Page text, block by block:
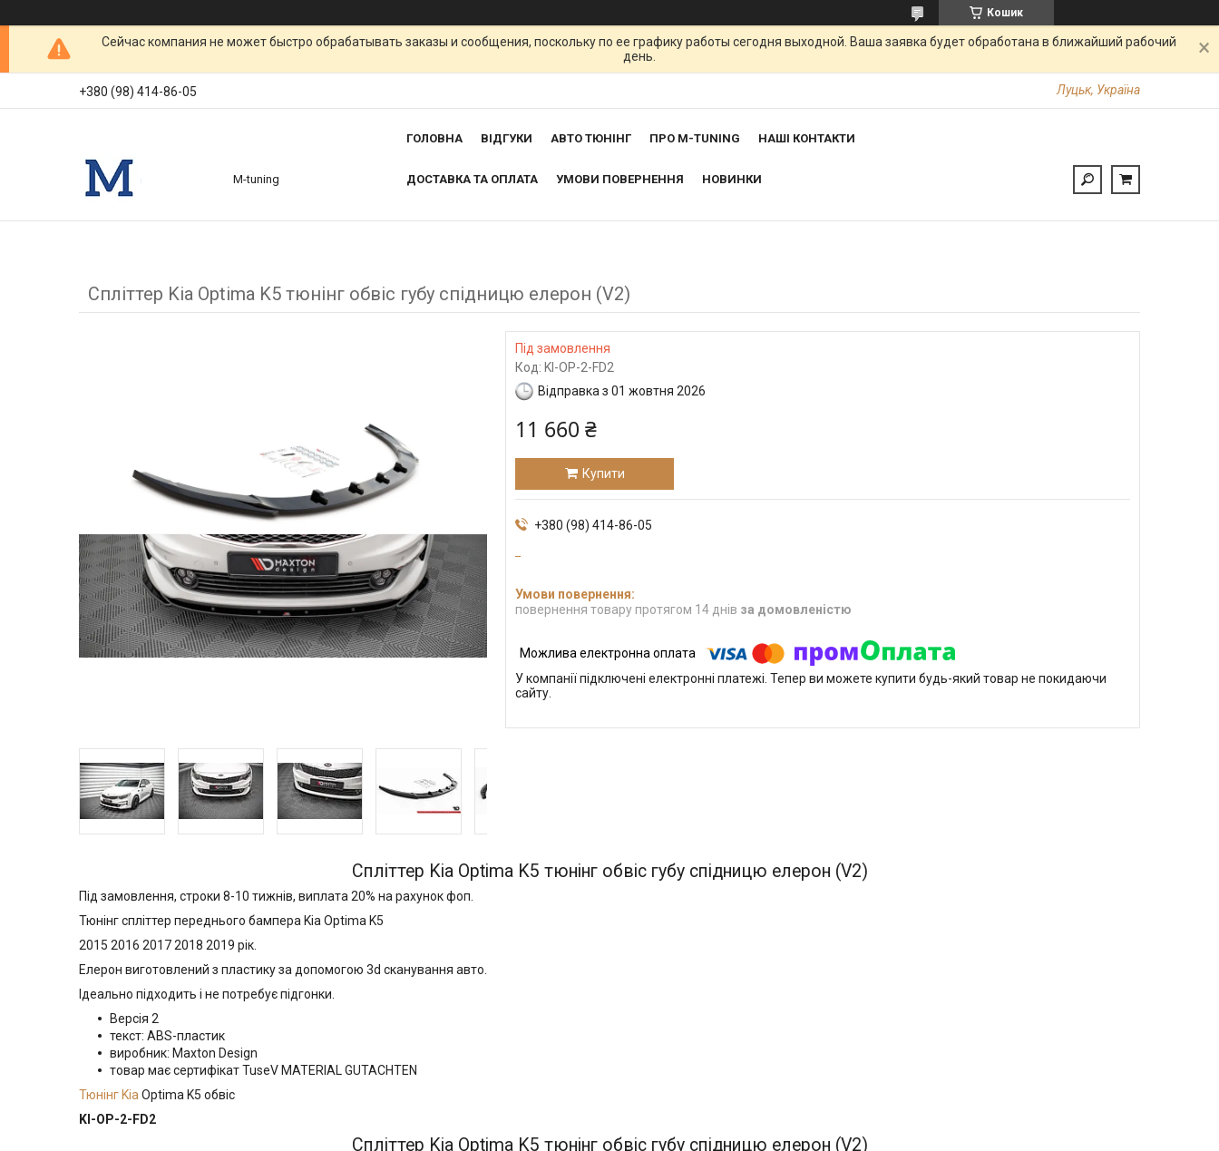
Кошик
Сейчас компания не может быстро обрабатывать заказы и сообщения, поскольку по ее графику работы сегодня выходной. Ваша заявка будет обработана в ближайший рабочий
день.
+380 (98) 414-86-05 Луцьк, Україна
M-tuning
ГОЛОВНА ВІДГУКИ АВТО ТЮНІНГ ПРО M-TUNING НАШІ КОНТАКТИ
ДОСТАВКА ТА ОПЛАТА УМОВИ ПОВЕРНЕННЯ НОВИНКИ
Спліттер Kia Optima K5 тюнінг обвіс губу спідницю елерон (V2)
Під замовлення
Код: KI-OP-2-FD2
Відправка з 01 жовтня 2026
11 660 ₴
Купити
+380 (98) 414-86-05
повернення товару протягом 14 днів за домовленістю
У компанії підключені електронні платежі. Тепер ви можете купити будь-який товар не покидаючи
сайту.
Спліттер Kia Optima K5 тюнінг обвіс губу спідницю елерон (V2)
Під замовлення, строки 8-10 тижнів, виплата 20% на рахунок фоп.
Тюнінг спліттер переднього бампера Kia Optima K5
2015 2016 2017 2018 2019 рік.
Елерон виготовлений з пластику за допомогою 3d сканування авто.
Ідеально підходить і не потребує підгонки.
Версія 2
текст: ABS-пластик
виробник: Maxton Design
товар має сертифікат TuseV MATERIAL GUTACHTEN
Тюнінг Kia Optima K5 обвіс
KI-OP-2-FD2
Спліттер Kia Optima K5 тюнінг обвіс губу спідницю елерон (V2)